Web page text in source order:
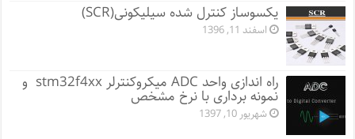
یکسوساز کنترل شده سیلیکونی(SCR)
اسفند 11, 1396
راه اندازی واحد ADC میکروکنترلر stm32f4xx و
نمونه برداری با نرخ مشخص
شهریور 10, 1397